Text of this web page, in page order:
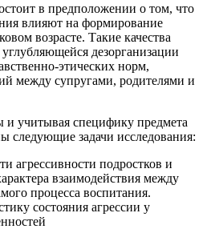
в предположении о том, что
влияют на формирование
возрасте. Такие качества
дезорганизации
этических норм,
между супругами, родителями и
и учитывая специфику предмета
следующие задачи исследования:
агрессивности подростков и
взаимодействия между
процесса воспитания.
состояния агрессии у